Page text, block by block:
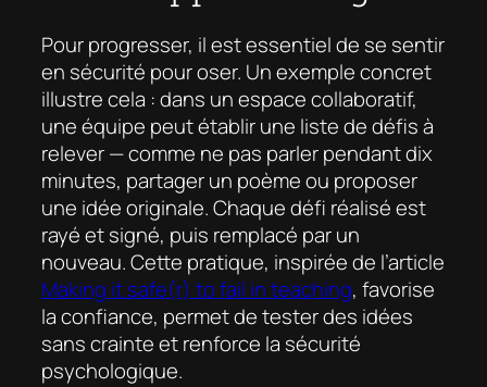
Pour progresser, il est essentiel de se sentir
en sécurité pour oser. Un exemple concret
illustre cela : dans un espace collaboratif,
une équipe peut établir une liste de défis à
relever — comme ne pas parler pendant dix
minutes, partager un poème ou proposer
une idée originale. Chaque défi réalisé est
rayé et signé, puis remplacé par un
nouveau. Cette pratique, inspirée de l’article
Making it safe(r) to fail in teaching, favorise
la confiance, permet de tester des idées
sans crainte et renforce la sécurité
psychologique.